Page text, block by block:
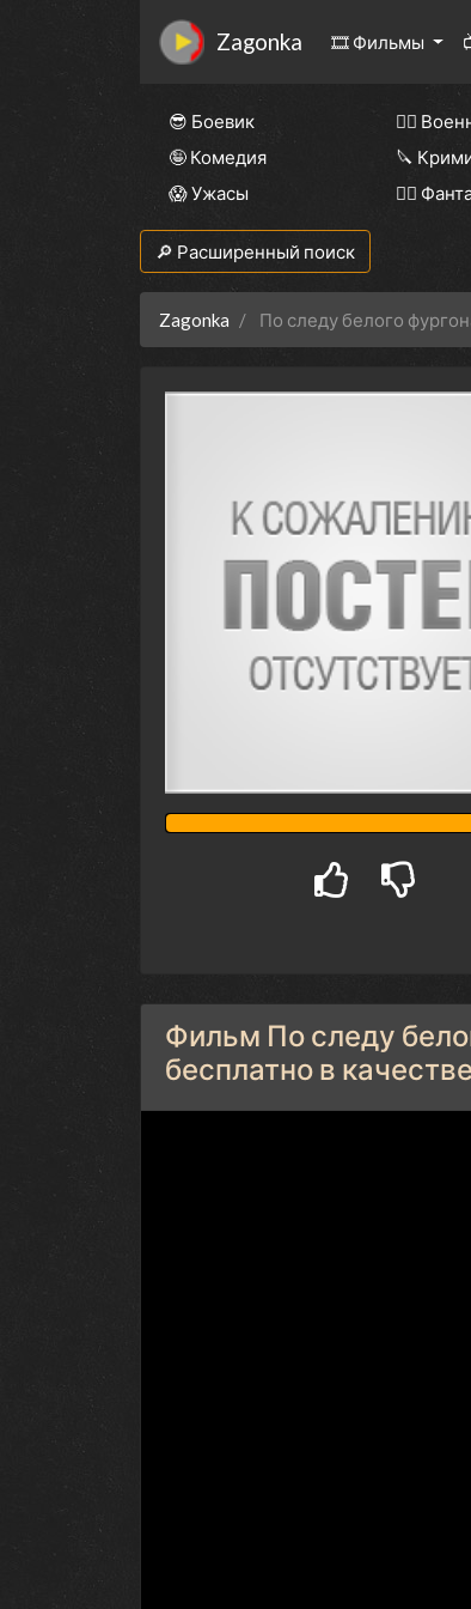
Zagonka 🎞 Фильмы
😎 Боевик 👨‍✈️
🤪 Комедия
🔪
😱 Ужасы
🧙‍♀️
🔎 Расширенный поиск
Zagonka По следу белого
Фильм По следу
бесплатно в